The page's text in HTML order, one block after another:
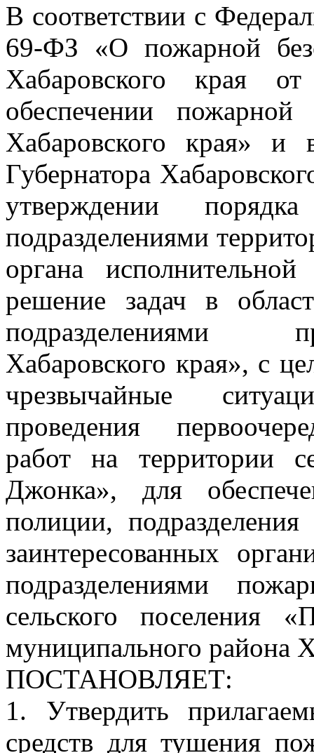
В соответствии с
69-ФЗ «О пожарной
Хабаровского
обеспечении пожарной
Хабаровского края» и
Губернатора
утверждении
подразделениями
органа
решение задач в
подразделениями
Хабаровского края», с
чрезвычайные
проведения
работ на территории
Джонка», для
полиции,
заинтересованных
подразделениями
сельского поселения
муниципального района
ПОСТАНОВЛЯЕТ:
1. Утвердить
средств для тушения